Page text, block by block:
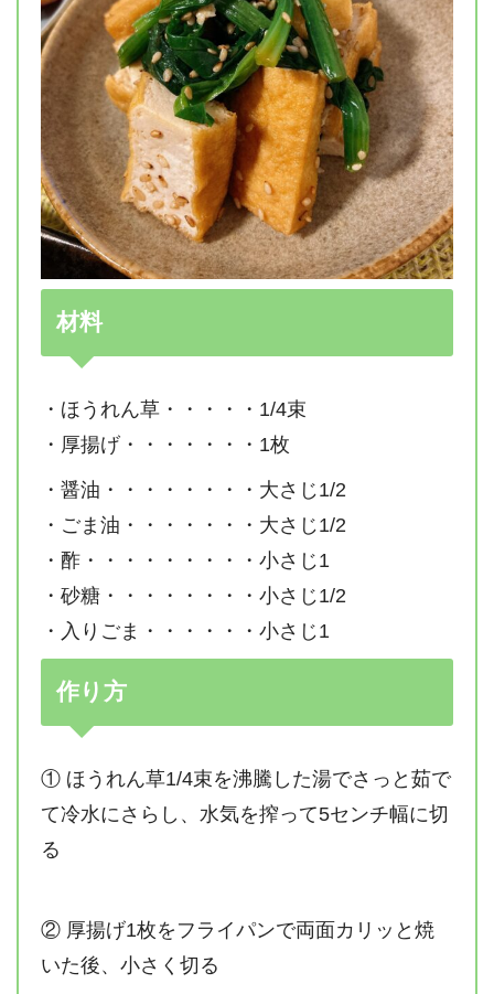
材料
・ほうれん草・・・・・1/4束
・厚揚げ・・・・・・・1枚
・醤油・・・・・・・・大さじ1/2
・ごま油・・・・・・・大さじ1/2
・酢・・・・・・・・・小さじ1
・砂糖・・・・・・・・小さじ1/2
・入りごま・・・・・・小さじ1
作り方
① ほうれん草1/4束を沸騰した湯でさっと茹で
て冷水にさらし、水気を搾って5センチ幅に切
る
② 厚揚げ1枚をフライパンで両面カリッと焼
いた後、小さく切る